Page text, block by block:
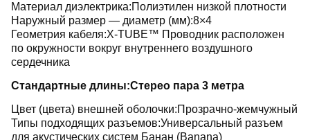
Материал диэлектрика:Полиэтилен низкой плотности
Наружный размер — диаметр (мм):8×4
Геометрия кабеля:X-TUBE™ Проводник расположен
по окружности вокруг внутреннего воздушного
сердечника
Стандартные длины:Стерео пара 3 метра
Цвет (цвета) внешней оболочки:Прозрачно-жемчужный
Типы подходящих разъемов:Универсальный разъем
для акустических систем Банан (Banana)